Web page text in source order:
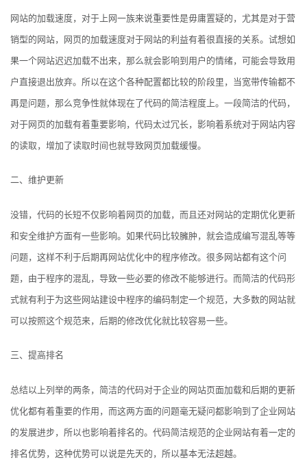
网站的加载速度，对于上网一族来说重要性是毋庸置疑的，尤其是对于营
销型的网站，网页的加载速度对于网站的利益有着很直接的关系。试想如
果一个网站迟迟加载不出来，那么就会影响到用户的情绪，可能会导致用
户直接退出放弃。所以在这个各种配置都比较的阶段里，当宽带传输都不
再是问题，那么竞争性就体现在了代码的简洁程度上。一段简洁的代码，
对于网页的加载有着重要影响，代码太过冗长，影响着系统对于网站内容
的读取，增加了读取时间也就导致网页加载缓慢。
二、维护更新
没错，代码的长短不仅影响着网页的加载，而且还对网站的定期优化更新
和安全维护方面有一些影响。如果代码比较臃肿，就会造成编写混乱等等
问题，这样不利于后期再网站优化中的程序修改。很多网站都有这个问
题，由于程序的混乱，导致一些必要的修改不能够进行。而简洁的代码形
式就有利于为这些网站建设中程序的编码制定一个规范，大多数的网站就
可以按照这个规范来，后期的修改优化就比较容易一些。
三、提高排名
总结以上列举的两条，简洁的代码对于企业的网站页面加载和后期的更新
优化都有着重要的作用，而这两方面的问题毫无疑问都影响到了企业网站
的发展进步，所以也影响着排名的。代码简洁规范的企业网站有着一定的
排名优势，这种优势可以说是先天的，所以基本无法超越。